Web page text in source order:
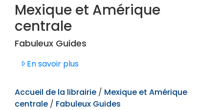
Mexique et Amérique
centrale
Fabuleux Guides
En savoir plus
Accueil de la librairie / Mexique et Amérique
centrale / Fabuleux Guides